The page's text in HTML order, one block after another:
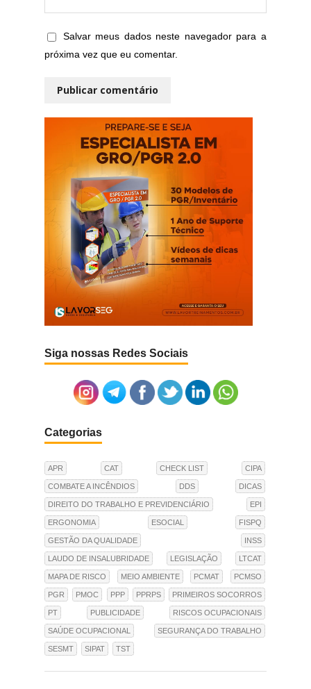
Salvar meus dados neste navegador para a
próxima vez que eu comentar.
Siga nossas Redes Sociais
Categorias
APR CAT CHECK LIST CIPA
COMBATE A INCÊNDIOS DDS DICAS
DIREITO DO TRABALHO E PREVIDENCIÁRIO EPI
ERGONOMIA ESOCIAL FISPQ
GESTÃO DA QUALIDADE INSS
LAUDO DE INSALUBRIDADE LEGISLAÇÃO LTCAT
MAPA DE RISCO MEIO AMBIENTE PCMAT PCMSO
PGR PMOC PPP PPRPS PRIMEIROS SOCORROS
PT PUBLICIDADE RISCOS OCUPACIONAIS
SAÚDE OCUPACIONAL SEGURANÇA DO TRABALHO
SESMT SIPAT TST